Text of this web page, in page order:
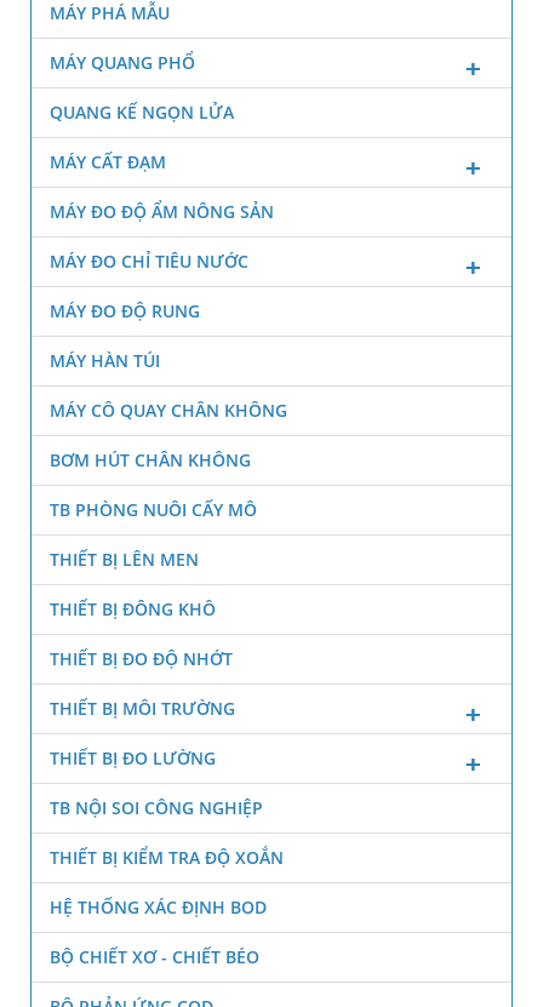
MÁY PHÁ MẪU
MÁY QUANG PHỔ
QUANG KẾ NGỌN LỬA
MÁY CẤT ĐẠM
MÁY ĐO ĐỘ ẨM NÔNG SẢN
MÁY ĐO CHỈ TIÊU NƯỚC
MÁY ĐO ĐỘ RUNG
MÁY HÀN TÚI
MÁY CÔ QUAY CHÂN KHÔNG
BƠM HÚT CHÂN KHÔNG
TB PHÒNG NUÔI CẤY MÔ
THIẾT BỊ LÊN MEN
THIẾT BỊ ĐÔNG KHÔ
THIẾT BỊ ĐO ĐỘ NHỚT
THIẾT BỊ MÔI TRƯỜNG
THIẾT BỊ ĐO LƯỜNG
TB NỘI SOI CÔNG NGHIỆP
THIẾT BỊ KIỂM TRA ĐỘ XOẮN
HỆ THỐNG XÁC ĐỊNH BOD
BỘ CHIẾT XƠ - CHIẾT BÉO